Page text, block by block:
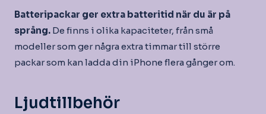
Batteripackar ger extra batteritid när du är på
språng. De finns i olika kapaciteter, från små
modeller som ger några extra timmar till större
packar som kan ladda din iPhone flera gånger om.
Ljudtillbehör